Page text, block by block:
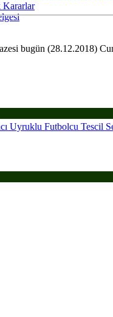
Kararlar
Uyruklu Futbolcu Tescil
bugün (28.12.2018)